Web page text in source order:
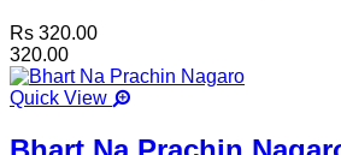
Rs 320.00
320.00
Quick View